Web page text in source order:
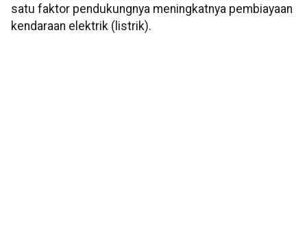
satu faktor pendukungnya meningkatnya pembiayaan
kendaraan elektrik (listrik).